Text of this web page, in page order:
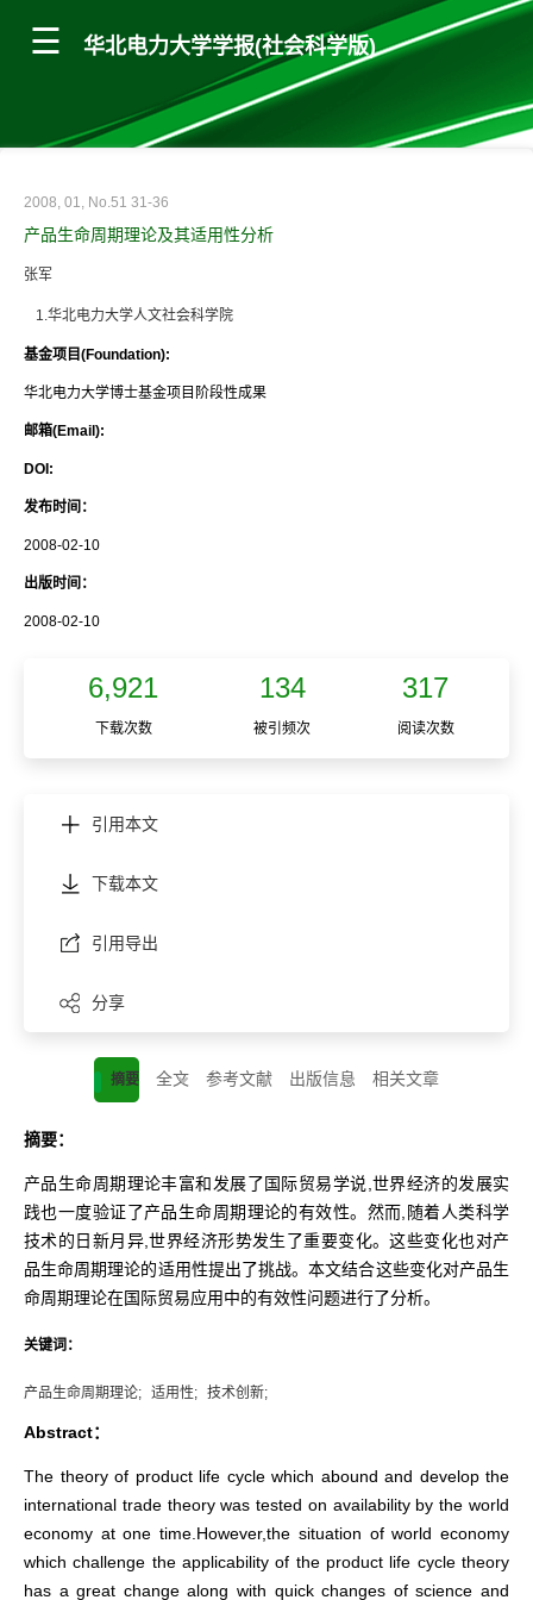
华北电力大学学报(社会科学版)
2008, 01, No.51 31-36
产品生命周期理论及其适用性分析
张军
1.华北电力大学人文社会科学院
基金项目(Foundation):
华北电力大学博士基金项目阶段性成果
邮箱(Email):
DOI:
发布时间：
2008-02-10
出版时间：
2008-02-10
6,921 134 317
下载次数 被引频次 阅读次数
引用本文
下载本文
引用导出
分享
摘要 全文 参考文献 出版信息 相关文章
摘要：
产品生命周期理论丰富和发展了国际贸易学说,世界经济的发展实
践也一度验证了产品生命周期理论的有效性。然而,随着人类科学
技术的日新月异,世界经济形势发生了重要变化。这些变化也对产
品生命周期理论的适用性提出了挑战。本文结合这些变化对产品生
命周期理论在国际贸易应用中的有效性问题进行了分析。
关键词：
产品生命周期理论; 适用性; 技术创新;
Abstract：
The theory of product life cycle which abound and develop the
international trade theory was tested on availability by the world
economy at one time.However,the situation of world economy
which challenge the applicability of the product life cycle theory
has a great change along with quick changes of science and